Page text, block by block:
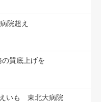
院超え
質底上げを
いも 東北大病院